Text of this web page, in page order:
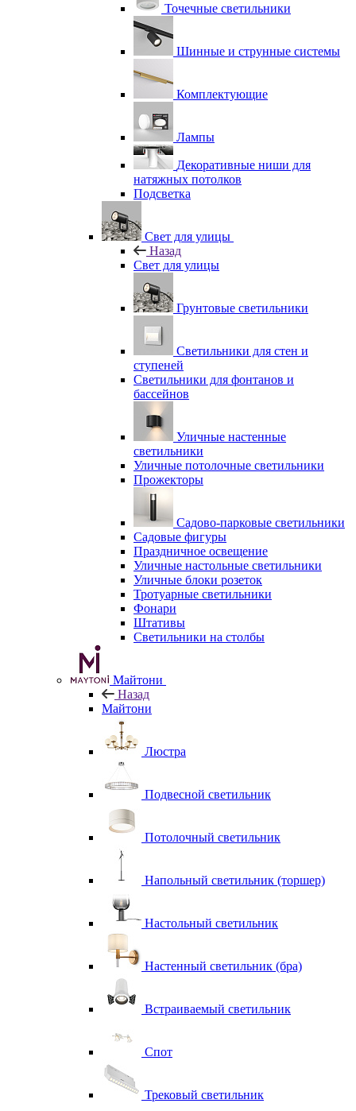
Точечные светильники
Шинные и струнные системы
Комплектующие
Лампы
Декоративные ниши для
натяжных потолков
Подсветка
Свет для улицы
Назад
Свет для улицы
Грунтовые светильники
Светильники для стен и
ступеней
Светильники для фонтанов и
бассейнов
Уличные настенные
светильники
Уличные потолочные светильники
Прожекторы
Садово-парковые светильники
Садовые фигуры
Праздничное освещение
Уличные настольные светильники
Уличные блоки розеток
Тротуарные светильники
Фонари
Штативы
Светильники на столбы
Майтони
Назад
Майтони
Люстра
Подвесной светильник
Потолочный светильник
Напольный светильник (торшер)
Настольный светильник
Настенный светильник (бра)
Встраиваемый светильник
Спот
Трековый светильник